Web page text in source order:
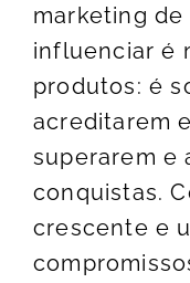
marketing de
influenciar é
produtos: é
acreditarem
superarem e
conquistas.
crescente e